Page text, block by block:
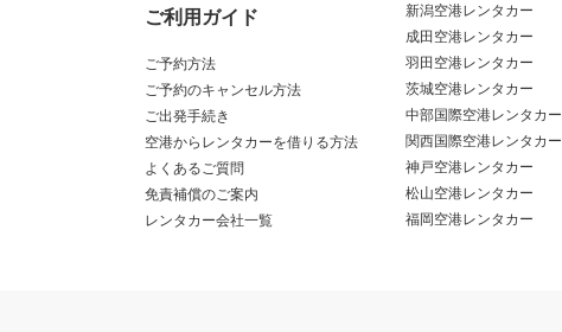
ご利用ガイド
ご予約方法
ご予約のキャンセル方法
ご出発手続き
空港からレンタカーを借りる方法
よくあるご質問
免責補償のご案内
レンタカー会社一覧
新潟空港レンタカー
成田空港レンタカー
羽田空港レンタカー
茨城空港レンタカー
中部国際空港レンタカー
関西国際空港レンタカー
神戸空港レンタカー
松山空港レンタカー
福岡空港レンタカー